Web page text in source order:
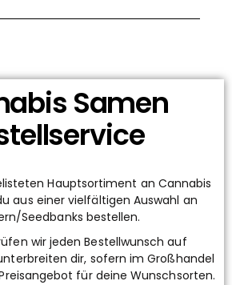
Samen
Hauptsortiment an Cannabis
aus einer vielfältigen Auswahl an
Seedbanks bestellen.
wir jeden Bestellwunsch auf
dir, sofern im Großhandel
für deine Wunschsorten.